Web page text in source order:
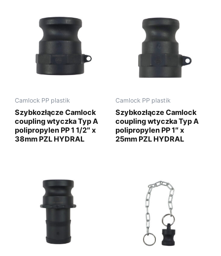
Camlock PP plastik
Szybkozłącze Camlock
coupling wtyczka Typ A
polipropylen PP 1 1/2″ x
38mm PZL HYDRAL
Camlock PP plastik
Szybkozłącze Camlock
coupling wtyczka Typ A
polipropylen PP 1″ x
25mm PZL HYDRAL